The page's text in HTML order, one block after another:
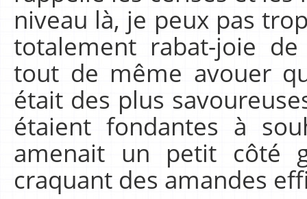
niveau là, je peux pas
totalement rabat-joie
tout de même avouer
était des plus
étaient fondantes à
amenait un petit côté
craquant des amandes